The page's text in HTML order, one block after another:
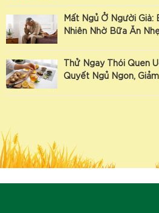
Mất Ngủ Ở Người
Nhiên Nhờ Bữa Ăn
Thử Ngay Thói Quen
Quyết Ngủ Ngon,